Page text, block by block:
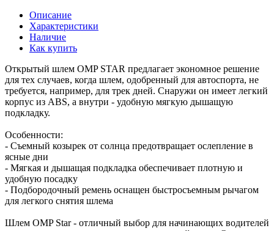
Описание
Характеристики
Наличие
Как купить
Открытый шлем OMP STAR предлагает экономное решение
для тех случаев, когда шлем, одобренный для автоспорта, не
требуется, например, для трек дней. Снаружи он имеет легкий
корпус из ABS, а внутри - удобную мягкую дышащую
подкладку.
Особенности:
- Съемный козырек от солнца предотвращает ослепление в
ясные дни
- Мягкая и дышащая подкладка обеспечивает плотную и
удобную посадку
- Подбородочный ремень оснащен быстросъемным рычагом
для легкого снятия шлема
Шлем OMP Star - отличный выбор для начинающих водителей